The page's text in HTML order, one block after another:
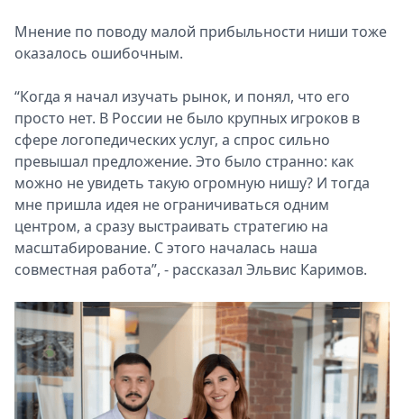
Мнение по поводу малой прибыльности ниши тоже
оказалось ошибочным.
“Когда я начал изучать рынок, и понял, что его
просто нет. В России не было крупных игроков в
сфере логопедических услуг, а спрос сильно
превышал предложение. Это было странно: как
можно не увидеть такую огромную нишу? И тогда
мне пришла идея не ограничиваться одним
центром, а сразу выстраивать стратегию на
масштабирование. С этого началась наша
совместная работа”, - рассказал Эльвис Каримов.